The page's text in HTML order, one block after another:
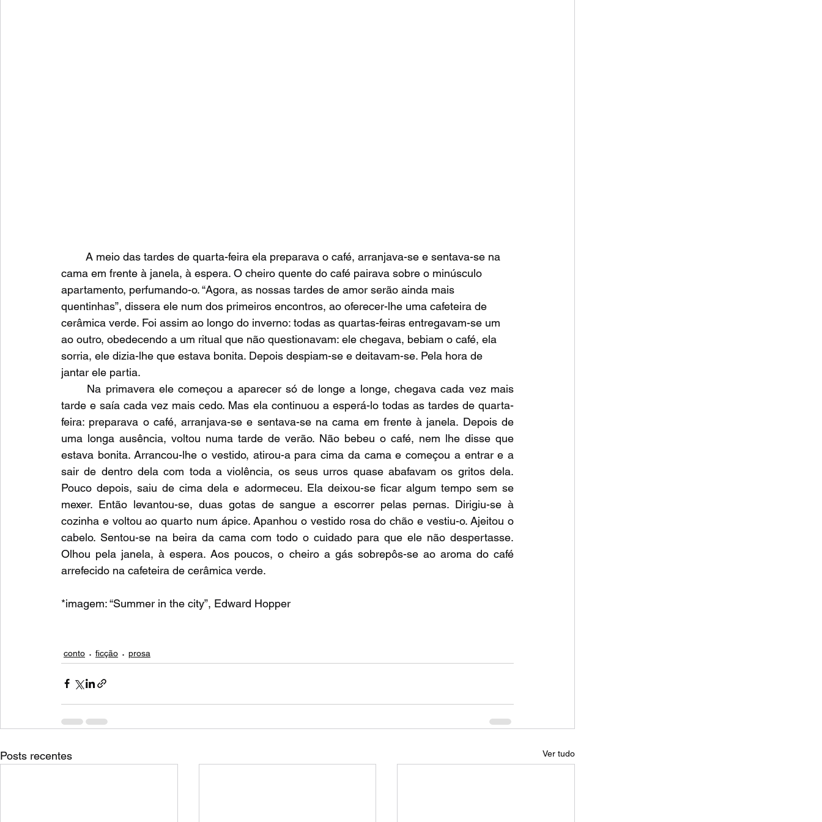
cama em frente à janela, à espera. O cheiro quente do café pairava sobre o minúsculo
apartamento, perfumando-o. “Agora, as nossas tardes de amor serão ainda mais
quentinhas”, dissera ele num dos primeiros encontros, ao oferecer-lhe uma cafeteira de
cerâmica verde. Foi assim ao longo do inverno: todas as quartas-feiras entregavam-se um
ao outro, obedecendo a um ritual que não questionavam: ele chegava, bebiam o café, ela
sorria, ele dizia-lhe que estava bonita. Depois despiam-se e deitavam-se. Pela hora de
jantar ele partia.
tarde e saía cada vez mais cedo. Mas ela continuou a esperá-lo todas as tardes de quarta-
feira: preparava o café, arranjava-se e sentava-se na cama em frente à janela. Depois de
uma longa ausência, voltou numa tarde de verão. Não bebeu o café, nem lhe disse que
estava bonita. Arrancou-lhe o vestido, atirou-a para cima da cama e começou a entrar e a
sair de dentro dela com toda a violência, os seus urros quase abafavam os gritos dela.
Pouco depois, saiu de cima dela e adormeceu. Ela deixou-se ficar algum tempo sem se
mexer. Então levantou-se, duas gotas de sangue a escorrer pelas pernas. Dirigiu-se à
cozinha e voltou ao quarto num ápice. Apanhou o vestido rosa do chão e vestiu-o. Ajeitou o
cabelo. Sentou-se na beira da cama com todo o cuidado para que ele não despertasse.
Olhou pela janela, à espera. Aos poucos, o cheiro a gás sobrepôs-se ao aroma do café
arrefecido na cafeteira de cerâmica verde.
*imagem: “Summer in the city”, Edward Hopper
conto ficção prosa
Posts recentes Ver tudo